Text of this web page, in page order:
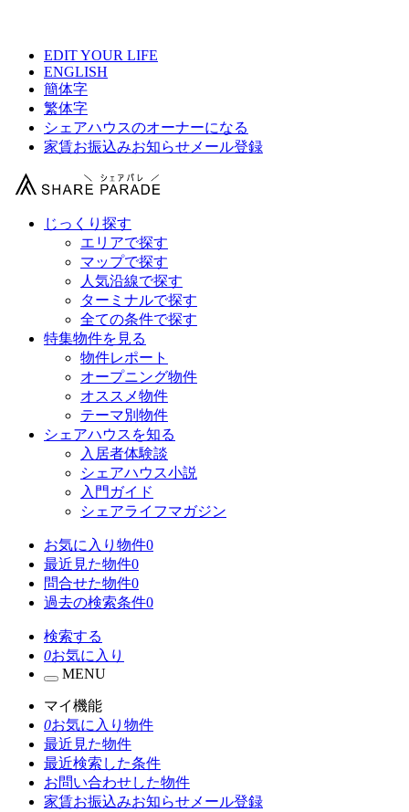
EDIT YOUR LIFE
ENGLISH
簡体字
繁体字
シェアハウスのオーナーになる
家賃お振込みお知らせメール登録
じっくり探す
エリアで探す
マップで探す
人気沿線で探す
ターミナルで探す
全ての条件で探す
特集物件を見る
物件レポート
オープニング物件
オススメ物件
テーマ別物件
シェアハウスを知る
入居者体験談
シェアハウス小説
入門ガイド
シェアライフマガジン
お気に入り物件0
最近見た物件0
問合せた物件0
過去の検索条件0
検索する
0お気に入り
MENU
マイ機能
0お気に入り物件
最近見た物件
最近検索した条件
お問い合わせした物件
家賃お振込みお知らせメール登録